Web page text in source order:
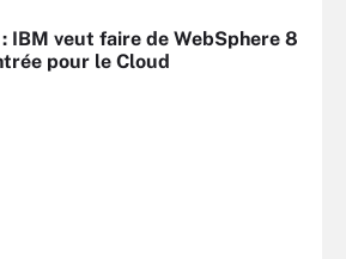
IBM veut faire de WebSphere 8
pour le Cloud